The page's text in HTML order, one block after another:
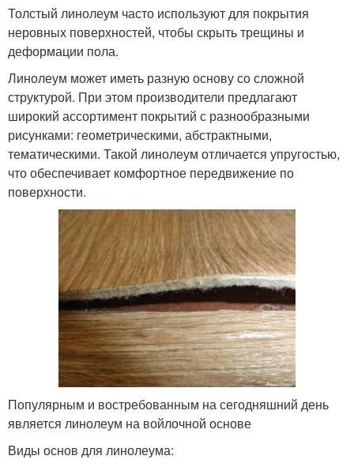
Толстый линолеум часто используют для покрытия
неровных поверхностей, чтобы скрыть трещины и
деформации пола.
Линолеум может иметь разную основу со сложной
структурой. При этом производители предлагают
широкий ассортимент покрытий с разнообразными
рисунками: геометрическими, абстрактными,
тематическими. Такой линолеум отличается упругостью,
что обеспечивает комфортное передвижение по
поверхности.
Популярным и востребованным на сегодняшний день
является линолеум на войлочной основе
Виды основ для линолеума: